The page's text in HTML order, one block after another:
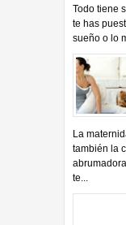
Todo tiene
te has
sueño o lo
La
también la
te...